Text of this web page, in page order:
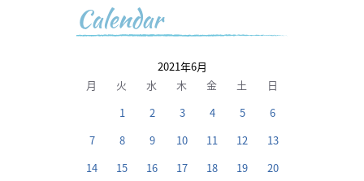
Calendar
2021年6月
月
火 水 木 金 土 日
1 2 3 4 5
6
7
8 9 10 11 12
13
14
15 16 17 18 19
20